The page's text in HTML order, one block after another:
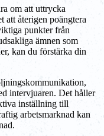
om att uttrycka
att återigen poängtera
punkter från
ämnen som
kan du förstärka din
intervjuaren. Det håller
inställning till
arbetsmarknad kan